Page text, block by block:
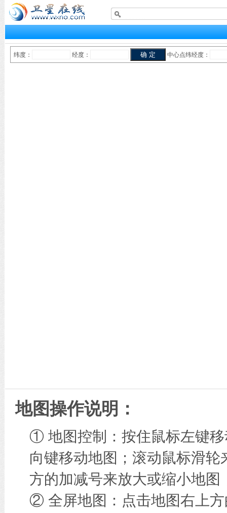
纬度： 经度： 中心点纬经度：
地图操作说明：
① 地图控制：按住鼠标左键
向键移动地图；滚动鼠标滑
方的加减号来放大或缩小地图
② 全屏地图：点击地图右上方